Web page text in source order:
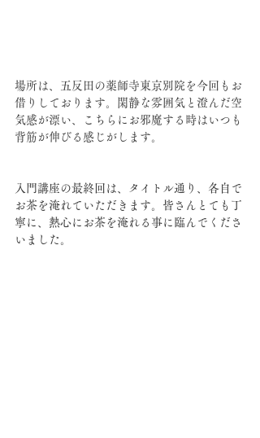
場所は、五反田の薬師寺東京別院を今回もお
借りしております。閑静な雰囲気と澄んだ空
気感が漂い、こちらにお邪魔する時はいつも
背筋が伸びる感じがします。
入門講座の最終回は、タイトル通り、各自で
お茶を淹れていただきます。皆さんとても丁
寧に、熱心にお茶を淹れる事に臨んでくださ
いました。